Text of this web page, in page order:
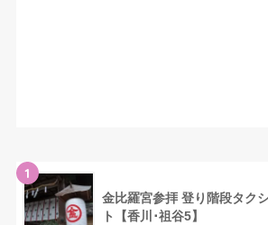
1
金比羅宮参拝 登り階段タク
ト【香川･祖谷5】